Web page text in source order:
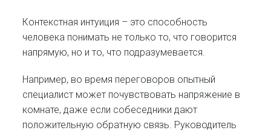
Контекстная интуиция – это способность
человека понимать не только то, что говорится
напрямую, но и то, что подразумевается.
Например, во время переговоров опытный
специалист может почувствовать напряжение в
комнате, даже если собеседники дают
положительную обратную связь. Руководитель